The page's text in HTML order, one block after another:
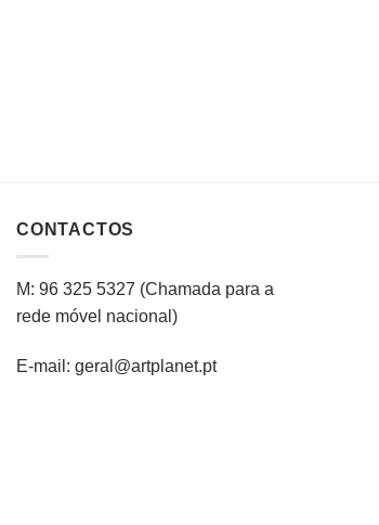
CONTACTOS
M: 96 325 5327 (Chamada para a
rede móvel nacional )
E-mail: geral@artplanet.pt